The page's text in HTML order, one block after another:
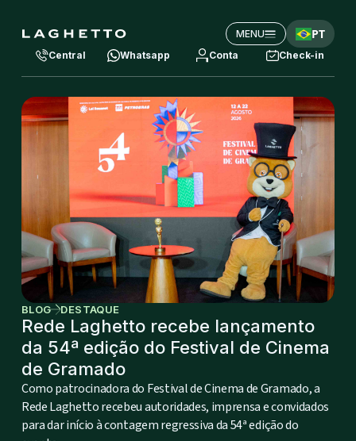
MENU PT
Central Whatsapp Conta Check-in
BLOG DESTAQUE
Rede Laghetto recebe lançamento
da 54ª edição do Festival de Cinema
de Gramado
Como patrocinadora do Festival de Cinema de Gramado, a
Rede Laghetto recebeu autoridades, imprensa e convidados
para dar início à contagem regressiva da 54ª edição do